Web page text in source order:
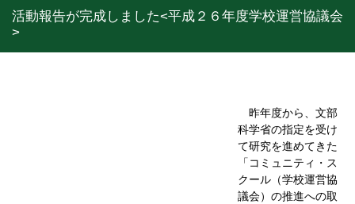
活動報告が完成しました<平成２６年度学校運営協議会
>
昨年度から、文部
科学省の指定を受け
て研究を進めてきた
「コミュニティ・ス
クール（学校運営協
議会）の推進への取